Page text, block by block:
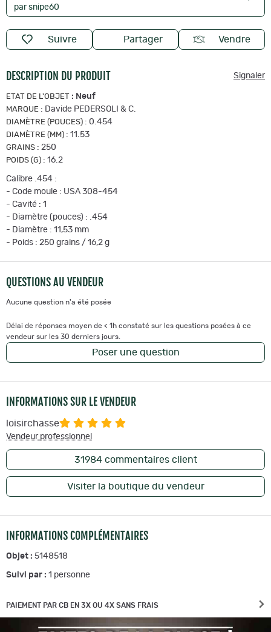
par snipe60
Suivre Partager Vendre
DESCRIPTION DU PRODUIT Signaler
ETAT DE L'OBJET : Neuf
MARQUE : Davide PEDERSOLI & C.
DIAMÈTRE (POUCES) : 0.454
DIAMÈTRE (MM) : 11.53
GRAINS : 250
POIDS (G) : 16.2
Calibre .454 :
- Code moule : USA 308-454
- Cavité : 1
- Diamètre (pouces) : .454
- Diamètre : 11,53 mm
- Poids : 250 grains / 16,2 g
QUESTIONS AU VENDEUR
Aucune question n'a été posée
Délai de réponses moyen de < 1h constaté sur les questions posées à ce
vendeur sur les 30 derniers jours.
Poser une question
INFORMATIONS SUR LE VENDEUR
loisirchasse
Vendeur professionnel
31984commentaires client
Visiter la boutique du vendeur
INFORMATIONS COMPLÉMENTAIRES
Objet : 5148518
Suivi par : 1 personne
PAIEMENT PAR CB EN 3X OU 4X SANS FRAIS